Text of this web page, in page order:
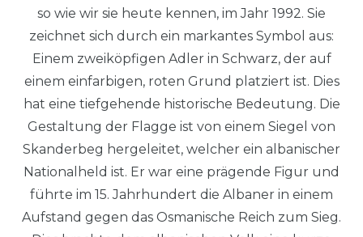
so wie wir sie heute kennen, im Jahr 1992. Sie
zeichnet sich durch ein markantes Symbol aus:
Einem zweiköpfigen Adler in Schwarz, der auf
einem einfarbigen, roten Grund platziert ist. Dies
hat eine tiefgehende historische Bedeutung. Die
Gestaltung der Flagge ist von einem Siegel von
Skanderbeg hergeleitet, welcher ein albanischer
Nationalheld ist. Er war eine prägende Figur und
führte im 15. Jahrhundert die Albaner in einem
Aufstand gegen das Osmanische Reich zum Sieg.